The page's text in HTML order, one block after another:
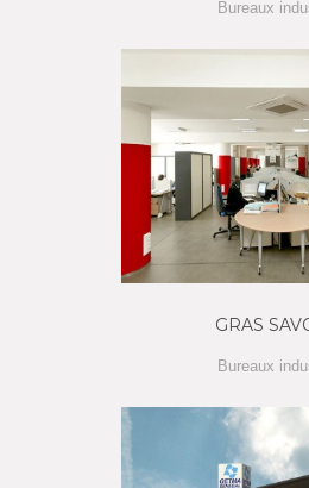
Bureaux
GRAS
Bureaux